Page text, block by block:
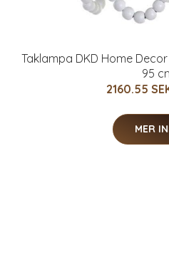
Taklampa DKD Home
95
2160.55
MER